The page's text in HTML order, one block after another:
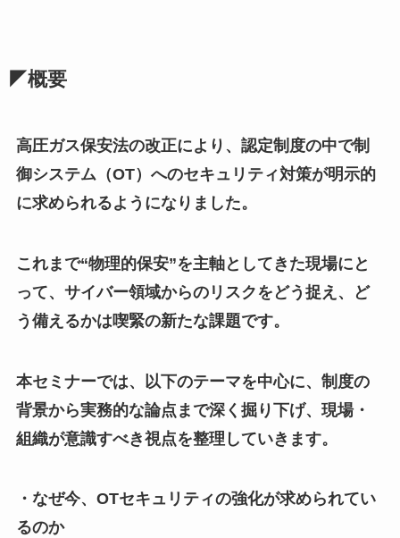
◤概要
高圧ガス保安法の改正により、認定制度の中で制
御システム（OT）へのセキュリティ対策が明示的
に求められるようになりました。
これまで“物理的保安”を主軸としてきた現場にと
って、サイバー領域からのリスクをどう捉え、ど
う備えるかは喫緊の新たな課題です。
本セミナーでは、以下のテーマを中心に、制度の
背景から実務的な論点まで深く掘り下げ、現場・
組織が意識すべき視点を整理していきます。
・なぜ今、OTセキュリティの強化が求められてい
るのか